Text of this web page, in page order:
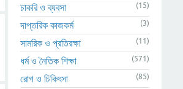
চাকরি ও ব্যবসা (15)
দাপ্তরিক কাজকর্ম (3)
সামরিক ও প্রতিরক্ষা (11)
ধর্ম ও নৈতিক শিক্ষা (571)
রোগ ও চিকিৎসা (85)